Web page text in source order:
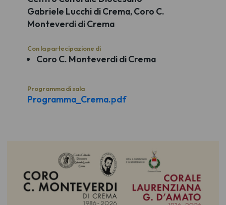
Gabriele Lucchi di Crema, Coro C.
Monteverdi di Crema
Con la partecipazione di
Coro C. Monteverdi di Crema
Programma di sala
Programma_Crema.pdf